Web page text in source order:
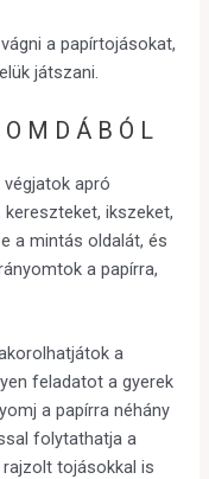
a papírtojásokat,
játszani.
apró
ikszeket,
a mintás oldalát, és
a papírra,
a
feladatot a gyerek
a papírra néhány
folytathatja a
tojásokkal is